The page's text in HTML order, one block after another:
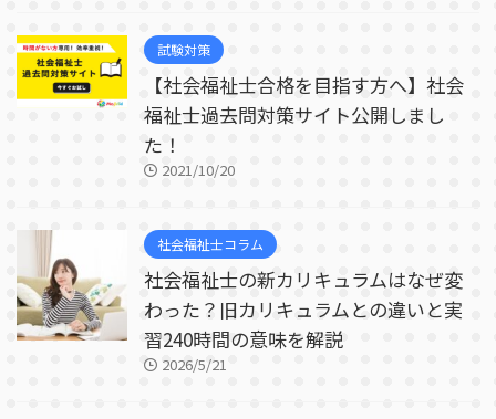
試験対策
【社会福祉士合格を目指す方へ】社会
福祉士過去問対策サイト公開しまし
た！
2021/10/20
社会福祉士コラム
社会福祉士の新カリキュラムはなぜ変
わった？旧カリキュラムとの違いと実
習240時間の意味を解説
2026/5/21